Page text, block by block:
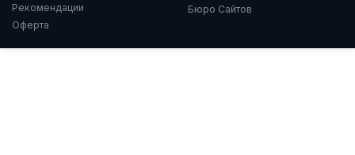
Рекомендации
Оферта
Бюро Сайтов